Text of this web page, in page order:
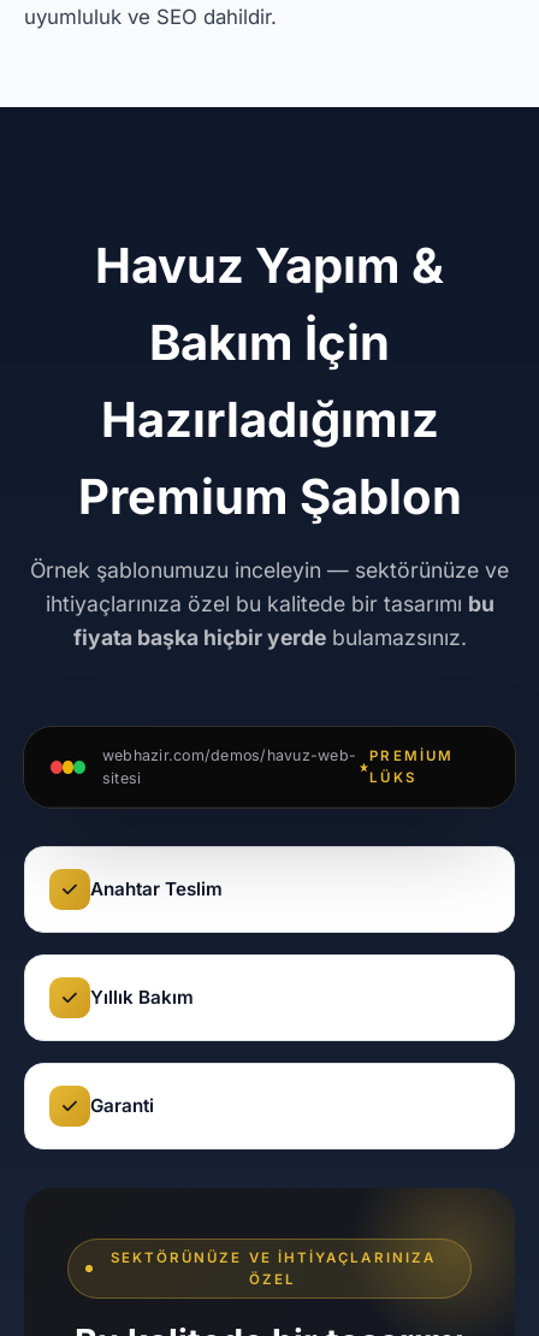
uyumluluk ve SEO dahildir.
Havuz Yapım &
Bakım İçin
Hazırladığımız
Premium Şablon
Örnek şablonumuzu inceleyin — sektörünüze ve
ihtiyaçlarınıza özel bu kalitede bir tasarımı bu
fiyata başka hiçbir yerdebulamazsınız.
webhazir.com/demos/havuz-web-
sitesi
PREMIUM
LÜKS
Anahtar Teslim
Yıllık Bakım
Garanti
SEKTÖRÜNÜZE VE İHTIYAÇLARINIZA
ÖZEL